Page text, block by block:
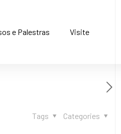
e Palestras Visite
Categories
Tags